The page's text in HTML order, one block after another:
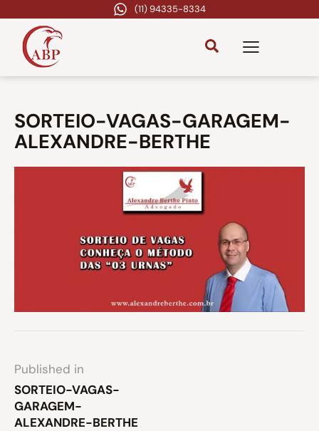
(11) 94335-8334
SORTEIO-VAGAS-GARAGEM-
ALEXANDRE-BERTHE
Published in
SORTEIO-VAGAS-
GARAGEM-
ALEXANDRE-BERTHE